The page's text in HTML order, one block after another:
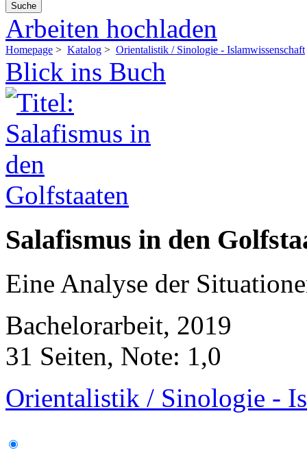
Suche
Arbeiten hochladen
Homepage > Katalog > Orientalistik / Sinologie - Islamwissenschaft
Blick ins Buch
Salafismus in den
Eine Analyse der
Bachelorarbeit, 2019
31 Seiten, Note: 1,0
Orientalistik / Sinologie -